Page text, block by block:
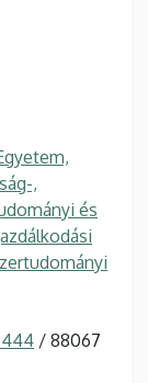
,
és
444 / 88067